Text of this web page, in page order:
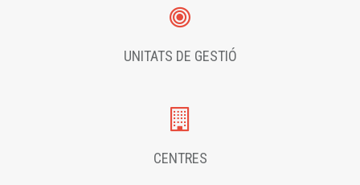
UNITATS DE GESTIÓ
CENTRES